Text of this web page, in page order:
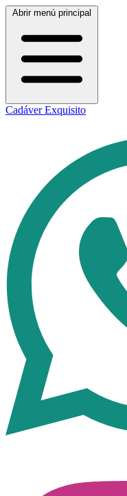
Abrir menú principal
Cadáver Exquisito